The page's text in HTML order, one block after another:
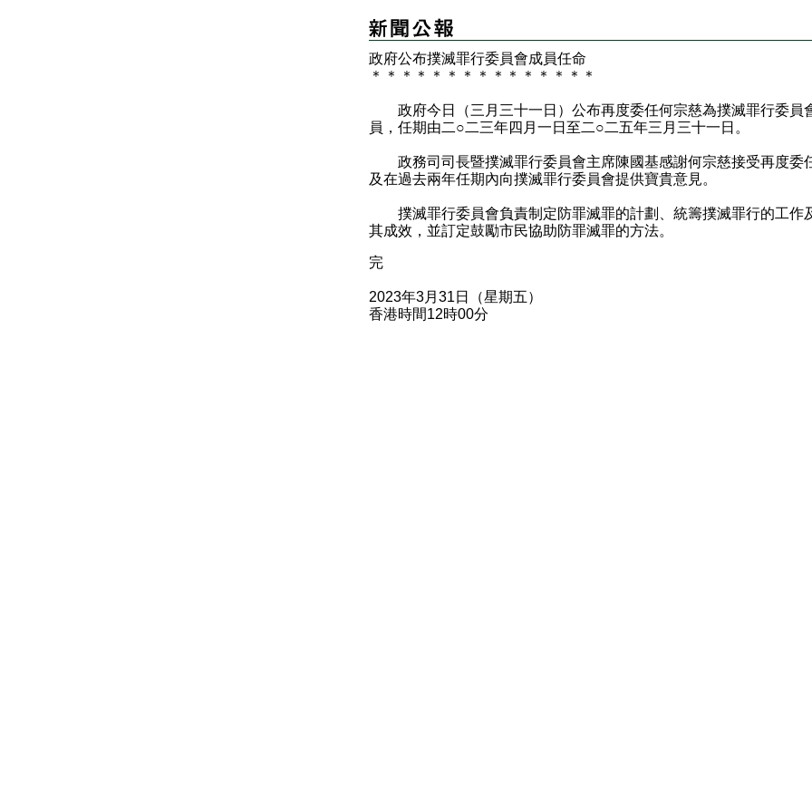
政府公布撲滅罪行委員會成員任命
＊
＊ ＊ ＊ ＊ ＊ ＊ ＊ ＊ ＊ ＊ ＊ ＊ ＊ ＊
政府今日（三月三十一日）公布再度委任何宗慈為撲滅罪行委員
員，任期由二○二三年四月一日至二○二五年三月三十一日。
政務司司長暨撲滅罪行委員會主席陳國基感謝何宗慈接受再度委
及在過去兩年任期內向撲滅罪行委員會提供寶貴意見。
撲滅罪行委員會負責制定防罪滅罪的計劃、統籌撲滅罪行的工作
其成效，並訂定鼓勵市民協助防罪滅罪的方法。
完
2023年3月31日（星期五）
香港時間12時00分